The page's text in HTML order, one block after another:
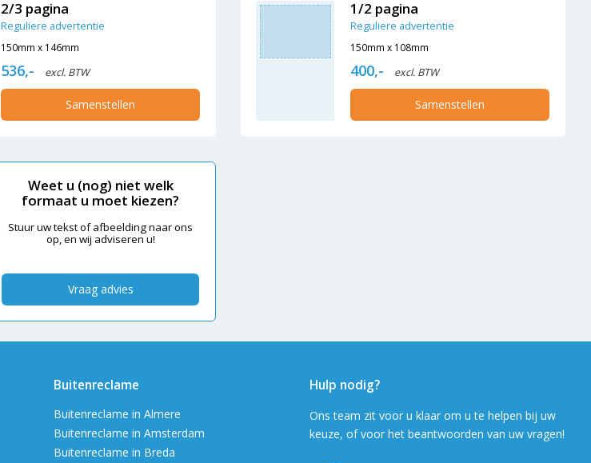
2/3 pagina
Reguliere advertentie
150mm x 146mm
536,- excl. BTW
Samenstellen
1/2 pagina
Reguliere advertentie
150mm x 108mm
400,- excl. BTW
Samenstellen
Weet u (nog) niet welk
formaat u moet kiezen?
Stuur uw tekst of afbeelding naar ons
op, en wij adviseren u!
Vraag advies
Buitenreclame
Buitenreclame in Almere
Buitenreclame in Amsterdam
Buitenreclame in Breda
Hulp nodig?
Ons team zit voor u klaar om u te helpen bij uw
keuze, of voor het beantwoorden van uw vragen!